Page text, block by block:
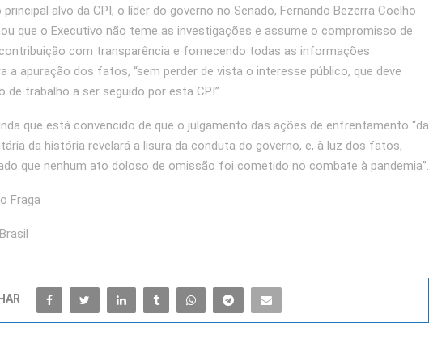
alvo da CPI, o líder do governo no Senado, Fernando Bezerra Coelho
que o Executivo não teme as investigações e assume o compromisso de
com transparência e fornecendo todas as informações
a apuração dos fatos, “sem perder de vista o interesse público, que deve
trabalho a ser seguido por esta CPI”.
que está convencido de que o julgamento das ações de enfrentamento “da
da história revelará a lisura da conduta do governo, e, à luz dos fatos,
que nenhum ato doloso de omissão foi cometido no combate à pandemia”.
Fraga